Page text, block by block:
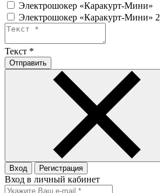
Электрошокер «Каракурт-Мини»
Электрошокер «Каракурт-Мини» 2
Текст *
Отправить
Вход Регистрация
Вход в личный кабинет